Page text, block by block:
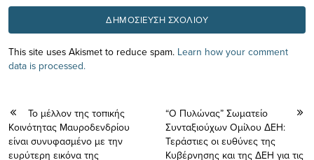
This site uses Akismet to reduce spam. Learn how your comment
data is processed.
Το μέλλον της τοπικής
Κοινότητας Μαυροδενδρίου
είναι συνυφασμένο με την
ευρύτερη εικόνα της
“Ο Πυλώνας” Σωματείο
Συνταξιούχων Ομίλου ΔΕΗ:
Τεράστιες οι ευθύνες της
Κυβέρνησης και της ΔΕΗ για τις